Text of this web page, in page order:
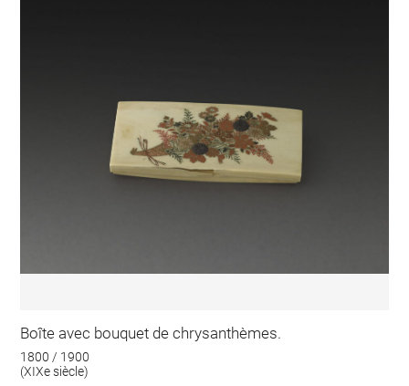
Boîte avec bouquet de chrysanthèmes.
1800 / 1900
(XIXe siècle)